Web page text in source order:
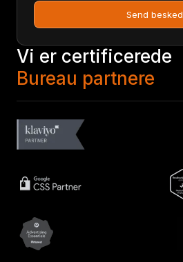
Send besked
Vi er certificerede
Bureau partnere